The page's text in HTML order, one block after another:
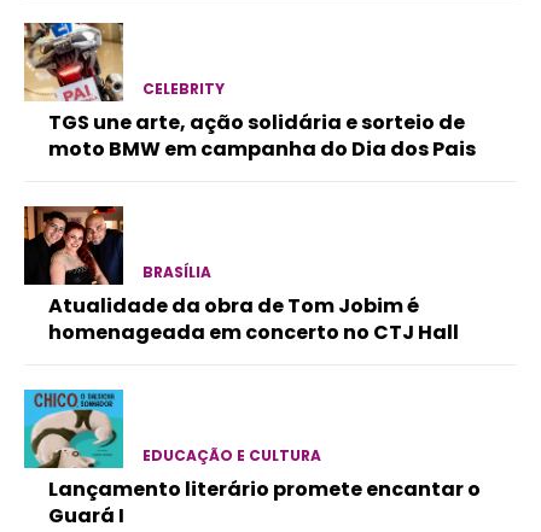
CELEBRITY
TGS une arte, ação solidária e sorteio de
moto BMW em campanha do Dia dos Pais
BRASÍLIA
Atualidade da obra de Tom Jobim é
homenageada em concerto no CTJ Hall
EDUCAÇÃO E CULTURA
Lançamento literário promete encantar o
Guará I